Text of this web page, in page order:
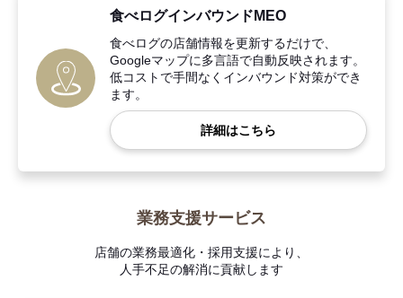
食べログインバウンドMEO
食べログの店舗情報を更新するだけで、
Googleマップに多言語で自動反映されます。
低コストで手間なくインバウンド対策ができ
ます。
詳細はこちら
業務支援サービス
店舗の業務最適化・採用支援により、
人手不足の解消に貢献します